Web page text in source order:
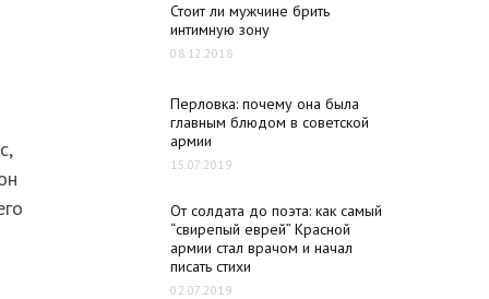
Стоит ли мужчине брить
интимную зону
08.12.2018
Перловка: почему она была
главным блюдом в советской
армии
15.07.2019
От солдата до поэта: как самый
“свирепый еврей” Красной
армии стал врачом и начал
писать стихи
02.07.2019